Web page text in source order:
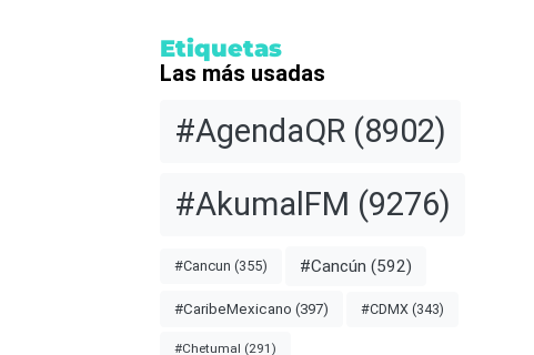
Etiquetas
Las más usadas
#AgendaQR(8902)
#AkumalFM (9276)
#Cancun (355) #Cancún (592)
#CaribeMexicano (397) #CDMX(343)
#Chetumal (291)